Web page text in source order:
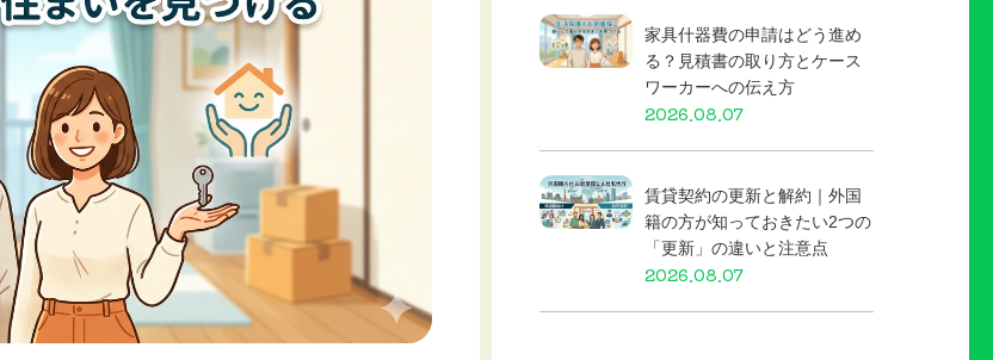
家具什器費の申請はどう進め
る？見積書の取り方とケース
ワーカーへの伝え方
2026.08.07
賃貸契約の更新と解約｜外国
籍の方が知っておきたい2つの
「更新」の違いと注意点
2026.08.07